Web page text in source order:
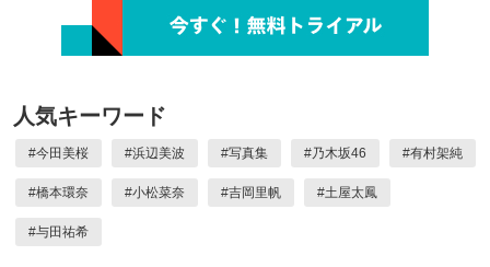
人気キーワード
#今田美桜 #浜辺美波 #写真集 #乃木坂46 #有村架純
#橋本環奈 #小松菜奈 #吉岡里帆 #土屋太鳳
#与田祐希